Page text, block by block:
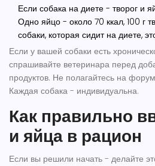
Если собака на диете - творог и
Одно яйцо - около 70 ккал, 100 г
собаки, которая сидит на диете,
Если у вашей собаки есть
спрашивайте ветеринара перед
продуктов. Не полагайтесь на
Каждая собака - индивидуальна.
Как правильно
и яйца в рацион
Если вы решили начать - делайте